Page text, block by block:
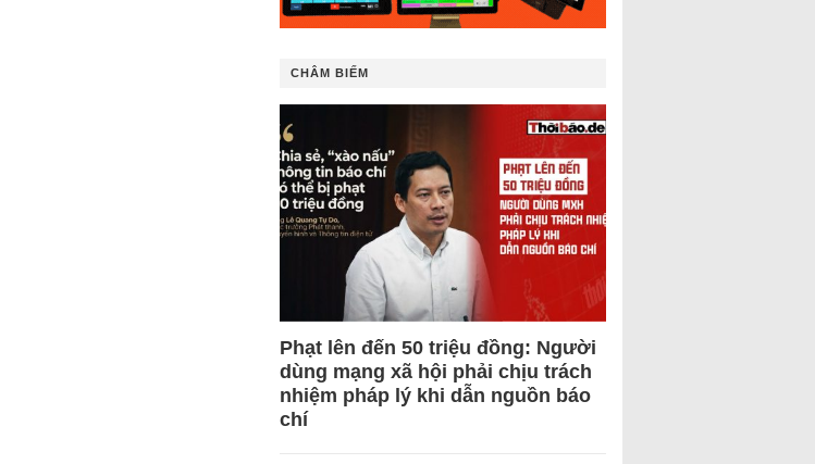
CHÂM BIẾM
Phạt lên đến 50 triệu đồng: Người
dùng mạng xã hội phải chịu trách
nhiệm pháp lý khi dẫn nguồn báo
chí